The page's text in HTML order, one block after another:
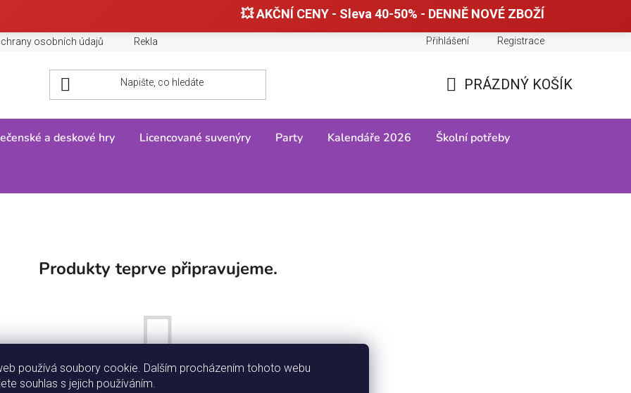
používá soubory cookie. Dalším procházením tohoto webu
souhlas s jejich používáním.
💥 AKČNÍ CENY - Sleva 40-50% - DENNĚ NOVÉ ZBOŽÍ
osobních údajů Reklamace, výměny a vrácení zboží Tabulky velikostí
Přihlášení Registrace
KOŠÍK
PRÁZDNÝ KOŠÍK
a deskové hry Licencované suvenýry Party Kalendáře 2026 Školní potřeby
Produkty teprve připravujeme.